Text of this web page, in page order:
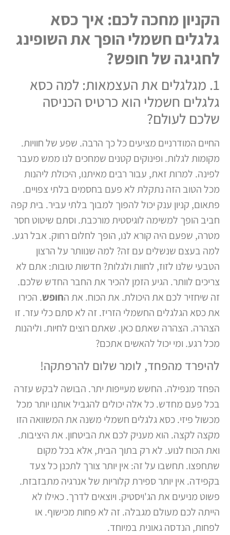
הקניון מחכה לכם: איך כסא
גלגלים חשמלי הופך את השופינג
לחגיגה של חופש?
1. מגלגלים את העצמאות: למה כסא
גלגלים חשמלי הוא כרטיס הכניסה
שלכם לעולם?
החיים המודרניים מציעים כל כך הרבה. שפע של חוויות.
מקומות לגלות. ופינוקים קטנים שמחכים לנו ממש מעבר
לפינה. למרות זאת, עבור רבים מאיתנו, היכולת ליהנות
מכל הטוב הזה נתקלת לא פעם בחסמים בלתי צפויים.
פתאום, קניון ענק יכול להפוך למבוך בלתי עביר. בית קפה
חביב הופך למשימה לוגיסטית מורכבת. וסתם שיטוט חסר
מטרה, שפעם היה קורא לנו, הופך לחלום רחוק. אבל רגע.
למה בעצם שנשלים עם זה? למה שנוותר על הרצון
הטבעי שלנו לזוז, לחוות ולגלות? חדשות טובות: אתם לא
צריכים לוותר. הגיע הזמן להכיר את החבר החדש שלכם.
זה שיחזיר לכם את היכולת. את הכוח. את החופש. הכירו
את כסא הגלגלים החשמלי הזריז. זה לא סתם כלי עזר. זו
הצהרה. הצהרה שאתם כאן. שאתם רוצים לחיות. וליהנות
מכל רגע. ומי יכול להאשים אתכם?
להיפרד מהפחד, לומר שלום להרפתקה!
הפחד מנפילה. החשש מעייפות יתר. הבושה לבקש עזרה
בכל פעם מחדש. כל אלה יכולים להגביל אותנו יותר מכל
מכשול פיזי. כסא גלגלים חשמלי משנה את המשוואה הזו
מקצה לקצה. הוא מעניק לכם את הביטחון. את היציבות.
ואת הכוח לנוע. לא רק בתוך הבית, אלא בכל מקום
שתחפצו. תחשבו על זה: אין יותר צורך לתכנן כל צעד
בקפידה. אין יותר ספירת קלוריות של אנרגיה מתבזבזת.
פשוט מניעים את הג'ויסטיק. ויוצאים לדרך. כאילו לא
הייתה לכם מעולם מגבלה. זה לא פחות מכישוף. או
לפחות, הנדסה גאונית במיוחד.